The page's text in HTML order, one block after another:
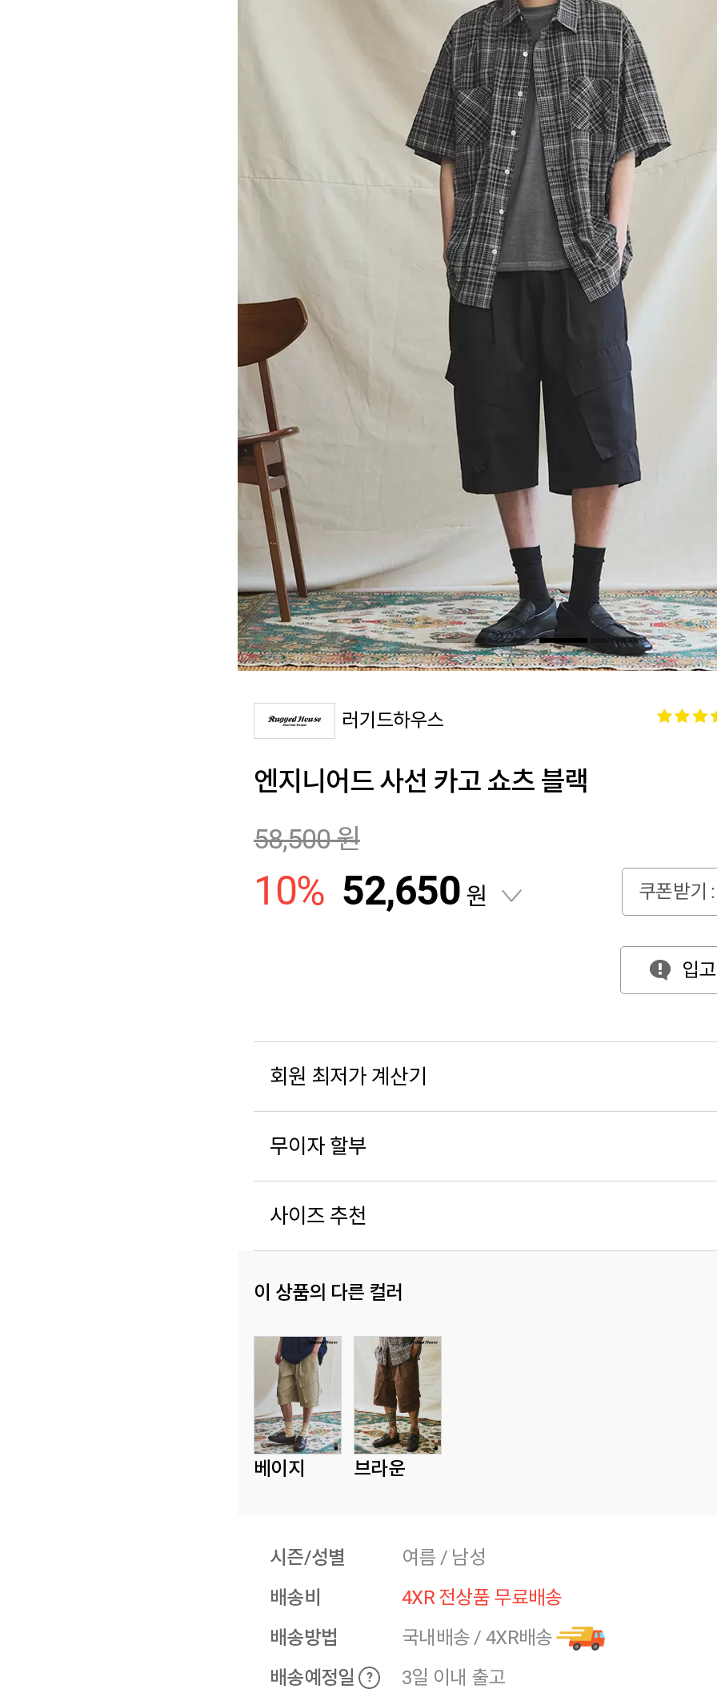
러기드하우스
엔지니어드 사선 카고 쇼츠 블랙
58,500원
10% 52,650 원 쿠폰받기 :
입
회원 최저가 계산기
무이자 할부
사이즈 추천
이 상품의 다른 컬러
베이지 브라운
시즌/성별
여름 / 남성
배송비
4XR 전상품 무료배송
배송방법
국내배송 / 4XR배송
배송예정일
?
3일 이내 출고